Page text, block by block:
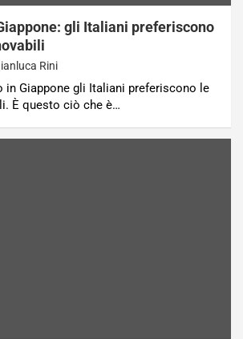
gli Italiani preferiscono
Rini
in Giappone gli Italiani preferiscono le
È questo ciò che è…